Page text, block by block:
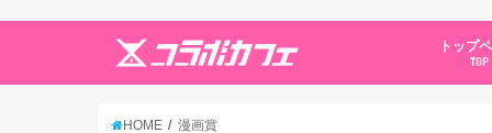
トップ
TOP
HOME 漫画賞